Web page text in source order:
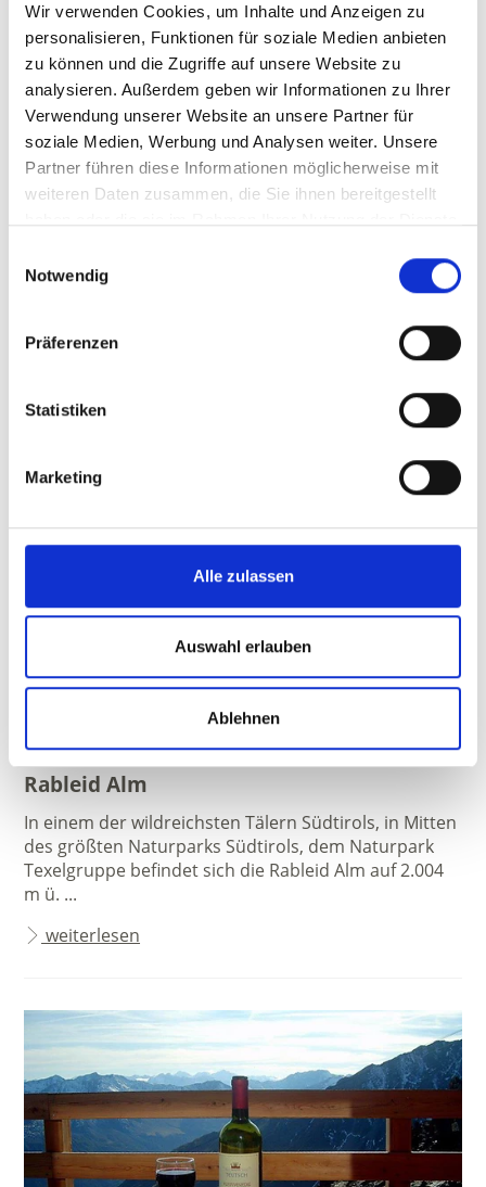
Wir verwenden Cookies, um Inhalte und Anzeigen zu
personalisieren, Funktionen für soziale Medien anbieten
zu können und die Zugriffe auf unsere Website zu
analysieren. Außerdem geben wir Informationen zu Ihrer
Verwendung unserer Website an unsere Partner für
soziale Medien, Werbung und Analysen weiter. Unsere
Partner führen diese Informationen möglicherweise mit
weiteren Daten zusammen, die Sie ihnen bereitgestellt
Notwendig
Präferenzen
Statistiken
Marketing
Alle zulassen
Auswahl erlauben
Ablehnen
Schnals
Lazaunhütte wird eine Pause zur echten Quality-
Time, denn hier kannst du in der Natur einkehren
Schnals
Rableid Alm
In einem der wildreichsten Tälern Südtirols, in Mitten
des größten Naturparks Südtirols, dem Naturpark
Texelgruppe befindet sich die Rableid Alm auf 2.004
m ü. ...
weiterlesen